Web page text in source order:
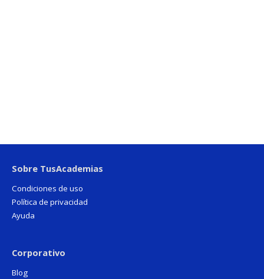
Sobre TusAcademias
Condiciones de uso
Política de privacidad
Ayuda
Corporativo
Blog